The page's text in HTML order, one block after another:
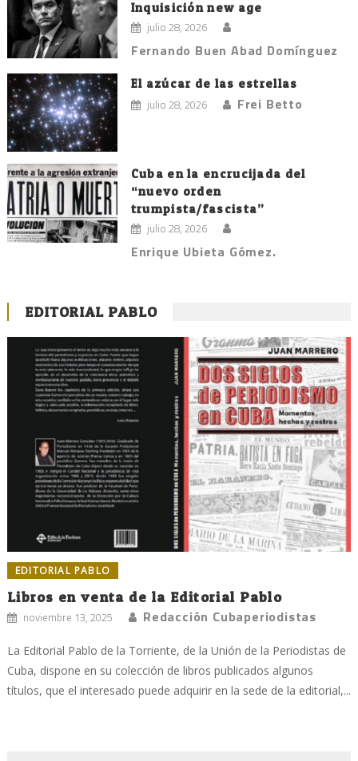
Inquisición new age
julio 28, 2026
Fernando Buen Abad Domínguez
El azúcar de las estrellas
julio 28, 2026 Frei Betto
Cuba en la encrucijada del
“nuevo orden
trumpista/fascista”
julio 28, 2026
Enrique Ubieta Gómez.
EDITORIAL PABLO
EDITORIAL PABLO
Libros en venta de la Editorial Pablo
noviembre 13, 2025 Redacción Cubaperiodistas
La Editorial Pablo de la Torriente, de la Unión de la Periodistas de
Cuba, dispone en su colección de libros publicados algunos
títulos, que el interesado puede adquirir en la sede de la editorial,...